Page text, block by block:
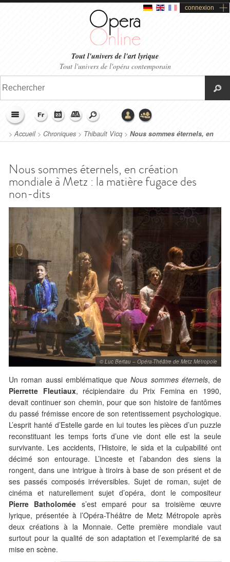
connexion
Tout l'univers de l'art lyrique
Tout l'univers de l'opéra contemporain
>Accueil> Chroniques > Thibault Vicq > Nous sommes éternels, en
création mondiale à Metz : la matière fugace des non-dits
Nous sommes éternels, en création
mondiale à Metz : la matière fugace des
non-dits
© Luc Bertau – Opéra-Théâtre de Metz Métropole
Un roman aussi emblématique queNous sommes éternels, de
Pierrette Fleutiaux, récipiendaire du Prix Femina en 1990,
devait continuer son chemin, pour que son histoire de fantômes
du passé frémisse encore de son retentissement psychologique.
L’esprit hanté d’Estelle garde en lui toutes les pièces d’un puzzle
reconstituant les temps forts d’une vie dont elle est la seule
survivante. Les accidents, l’Histoire, le sida et la culpabilité ont
décimé son entourage. L’inceste et l’abandon des siens la
rongent, dans une intrigue à tiroirs à base de son présent et de
ses passés composés irréversibles. Sujet de roman, sujet de
cinéma et naturellement sujet d’opéra, dont le compositeur
Pierre Batholomée s’est emparé pour sa troisième œuvre
lyrique, présentée à l’Opéra-Théâtre de Metz Métropole après
deux créations à la Monnaie. Cette première mondiale vaut
surtout pour la qualité de son adaptation et l’exemplarité de sa
mise en scène.